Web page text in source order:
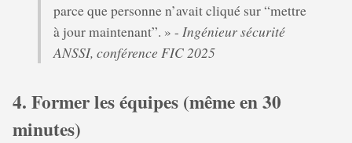
parce que personne n’avait cliqué sur “mettre
à jour maintenant”. » - Ingénieur sécurité
ANSSI, conférence FIC 2025
4. Former les équipes (même en 30
minutes)